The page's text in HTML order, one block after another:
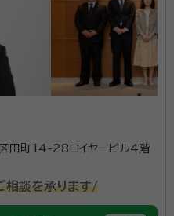
田町14-28ロイヤービル4階
相談を承ります/